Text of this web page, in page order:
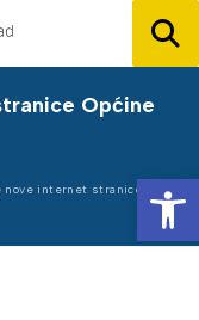
Općine
nove internet stranice Opć